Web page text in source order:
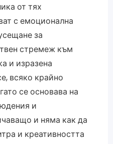
от тях
с емоционална
за
стремеж към
и изразена
всяко крайно
се основава на
и
и няма как да
и креативността